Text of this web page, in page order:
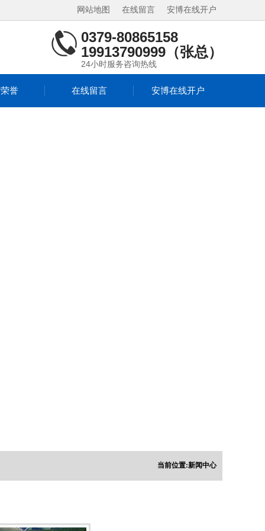
安博在线开户
在线留言
网站地图
0379-80865158
19913790999（张总）
24小时服务咨询热线
誉 在线留言 安博在线开户
当前位置:新闻中心